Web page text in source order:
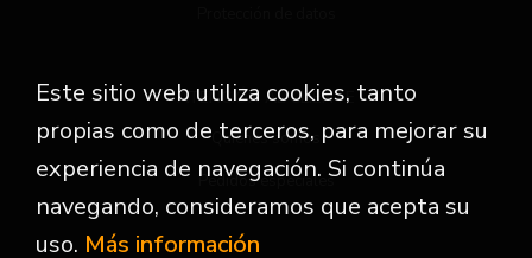
ATENCIÓN AL CLIENTE
Quiénes somos
Pedidos especiales
Este sitio web utiliza cookies, tanto
propias como de terceros, para mejorar su
experiencia de navegación. Si continúa
navegando, consideramos que acepta su
uso. Más información